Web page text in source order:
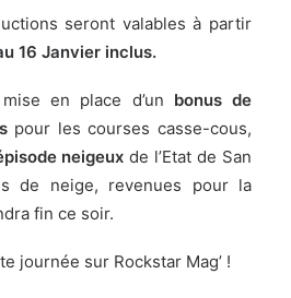
seront valables à partir
16 Janvier inclus.
en place d’un bonus de
pour les courses casse-cous,
neigeux de l’Etat de San
de neige, revenues pour la
fin ce soir.
journée sur Rockstar Mag’ !